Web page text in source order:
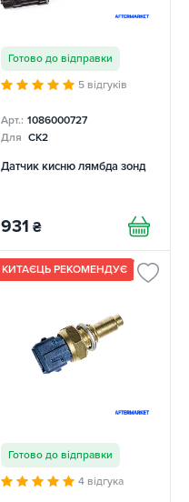
Готово до відправки
5 відгуків
Арт.: 1086000727
Для CK2
Датчик кисню лямбда зонд
931 ₴
КИТАЄЦЬ РЕКОМЕНДУЄ
Готово до відправки
4 відгука